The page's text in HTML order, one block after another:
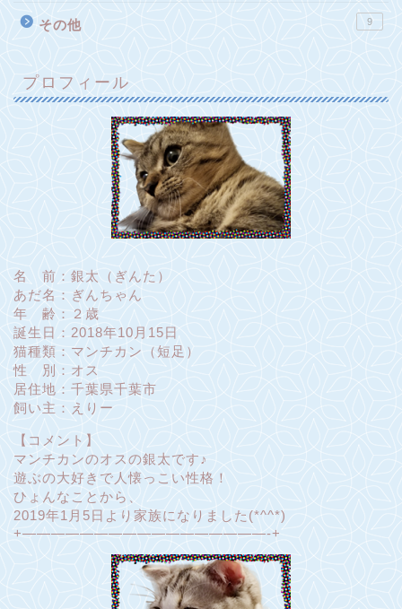
その他 9
プロフィール
名 前：銀太（ぎんた）
あだ名：ぎんちゃん
年 齢：２歳
誕生日：2018年10月15日
猫種類：マンチカン（短足）
性 別：オス
居住地：千葉県千葉市
飼い主：えりー
【コメント】
マンチカンのオスの銀太です♪
遊ぶの大好きで人懐っこい性格！
ひょんなことから、
2019年1月5日より家族になりました(*^^*)
+—————————————————-+